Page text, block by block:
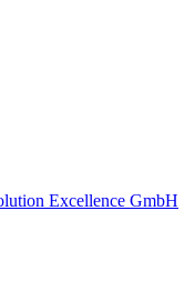
Excellence GmbH